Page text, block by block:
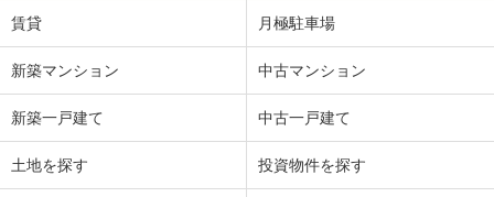
賃貸 月極駐車場
新築マンション 中古マンション
新築一戸建て 中古一戸建て
土地を探す 投資物件を探す